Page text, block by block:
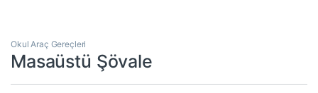
Okul Araç Gereçleri
Masaüstü Şövale